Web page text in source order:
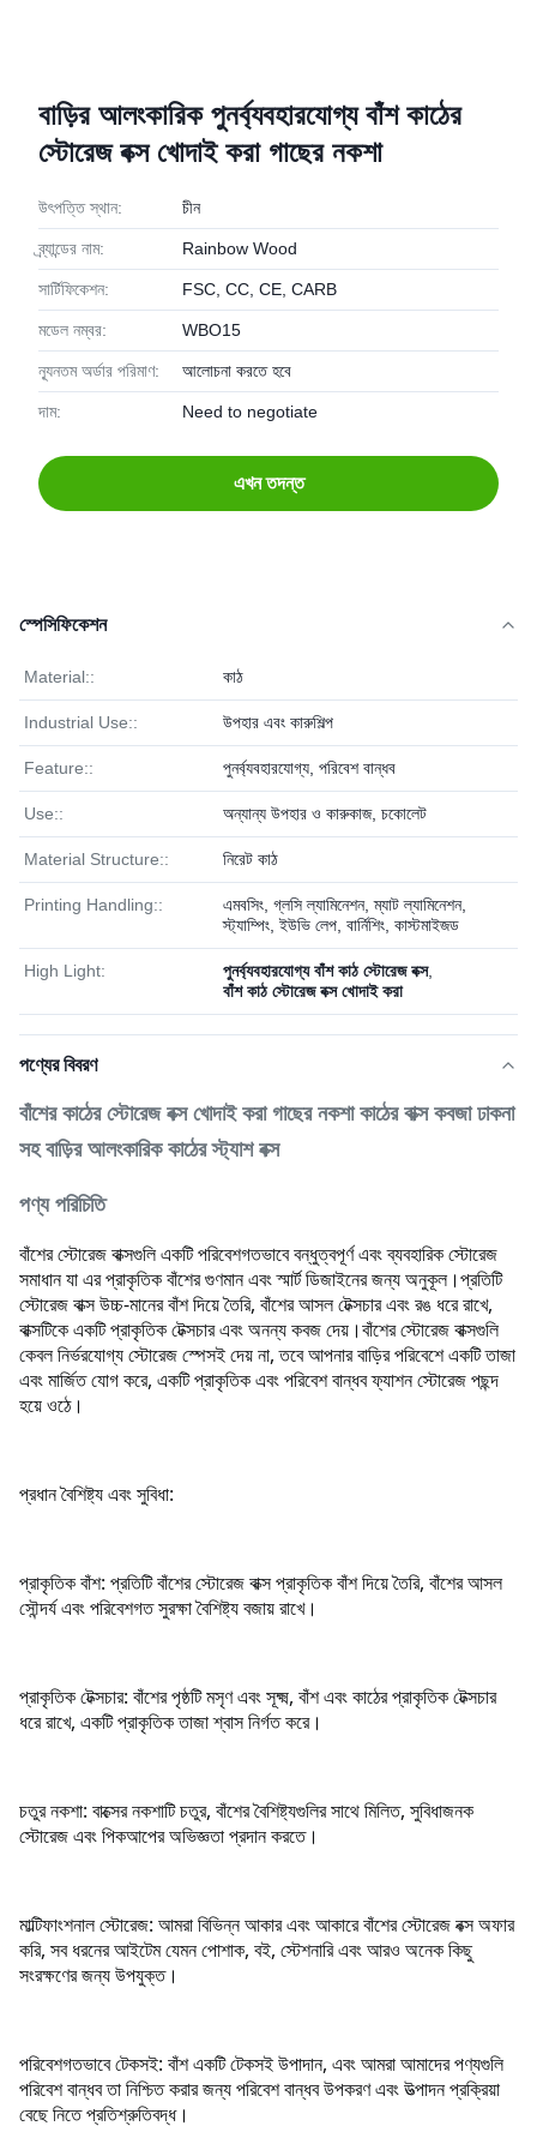
বাড়ির আলংকারিক পুনর্ব্যবহারযোগ্য বাঁশ কাঠের
স্টোরেজ বক্স খোদাই করা গাছের নকশা
উৎপত্তি স্থান: চীন
ব্র্যান্ডের নাম: Rainbow Wood
সার্টিফিকেশন: FSC, CC, CE, CARB
মডেল নম্বর: WBO15
ন্যূনতম অর্ডার পরিমাণ: আলোচনা করতে হবে
দাম: Need to negotiate
এখন তদন্ত
স্পেসিফিকেশন
Material:: কাঠ
Industrial Use:: উপহার এবং কারুশিল্প
Feature:: পুনর্ব্যবহারযোগ্য, পরিবেশ বান্ধব
Use:: অন্যান্য উপহার ও কারুকাজ, চকোলেট
Material Structure:: নিরেট কাঠ
Printing Handling::
এমবসিং, গ্লসি ল্যামিনেশন, ম্যাট ল্যামিনেশন,
স্ট্যাম্পিং, ইউভি লেপ, বার্নিশিং, কাস্টমাইজড
High Light: পুনর্ব্যবহারযোগ্য বাঁশ কাঠ স্টোরেজ বক্স,
বাঁশ কাঠ স্টোরেজ বক্স খোদাই করা
পণ্যের বিবরণ
বাঁশের কাঠের স্টোরেজ বক্স খোদাই করা গাছের নকশা কাঠের বাক্স কবজা ঢাকনা
সহ বাড়ির আলংকারিক কাঠের স্ট্যাশ বক্স
পণ্য পরিচিতি
বাঁশের স্টোরেজ বাক্সগুলি একটি পরিবেশগতভাবে বন্ধুত্বপূর্ণ এবং ব্যবহারিক স্টোরেজ
সমাধান যা এর প্রাকৃতিক বাঁশের গুণমান এবং স্মার্ট ডিজাইনের জন্য অনুকূল।প্রতিটি
স্টোরেজ বাক্স উচ্চ-মানের বাঁশ দিয়ে তৈরি, বাঁশের আসল টেক্সচার এবং রঙ ধরে রাখে,
বাক্সটিকে একটি প্রাকৃতিক টেক্সচার এবং অনন্য কবজ দেয়।বাঁশের স্টোরেজ বাক্সগুলি
কেবল নির্ভরযোগ্য স্টোরেজ স্পেসই দেয় না, তবে আপনার বাড়ির পরিবেশে একটি তাজা
এবং মার্জিত যোগ করে, একটি প্রাকৃতিক এবং পরিবেশ বান্ধব ফ্যাশন স্টোরেজ পছন্দ
হয়ে ওঠে।
প্রধান বৈশিষ্ট্য এবং সুবিধা:
প্রাকৃতিক বাঁশ: প্রতিটি বাঁশের স্টোরেজ বাক্স প্রাকৃতিক বাঁশ দিয়ে তৈরি, বাঁশের আসল
সৌন্দর্য এবং পরিবেশগত সুরক্ষা বৈশিষ্ট্য বজায় রাখে।
প্রাকৃতিক টেক্সচার: বাঁশের পৃষ্ঠটি মসৃণ এবং সূক্ষ্ম, বাঁশ এবং কাঠের প্রাকৃতিক টেক্সচার
ধরে রাখে, একটি প্রাকৃতিক তাজা শ্বাস নির্গত করে।
চতুর নকশা: বাক্সের নকশাটি চতুর, বাঁশের বৈশিষ্ট্যগুলির সাথে মিলিত, সুবিধাজনক
স্টোরেজ এবং পিকআপের অভিজ্ঞতা প্রদান করতে।
মাল্টিফাংশনাল স্টোরেজ: আমরা বিভিন্ন আকার এবং আকারে বাঁশের স্টোরেজ বক্স অফার
করি, সব ধরনের আইটেম যেমন পোশাক, বই, স্টেশনারি এবং আরও অনেক কিছু
সংরক্ষণের জন্য উপযুক্ত।
পরিবেশগতভাবে টেকসই: বাঁশ একটি টেকসই উপাদান, এবং আমরা আমাদের পণ্যগুলি
পরিবেশ বান্ধব তা নিশ্চিত করার জন্য পরিবেশ বান্ধব উপকরণ এবং উত্পাদন প্রক্রিয়া
বেছে নিতে প্রতিশ্রুতিবদ্ধ।